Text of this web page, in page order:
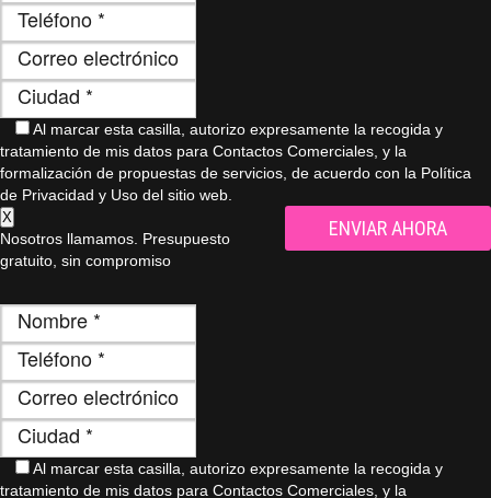
Al marcar esta casilla, autorizo ​​expresamente la recogida y
tratamiento de mis datos para Contactos Comerciales, y la
formalización de propuestas de servicios, de acuerdo con la Política
de Privacidad y Uso del sitio web.
X
Nosotros llamamos. Presupuesto
gratuito, sin compromiso
Al marcar esta casilla, autorizo ​​expresamente la recogida y
tratamiento de mis datos para Contactos Comerciales, y la